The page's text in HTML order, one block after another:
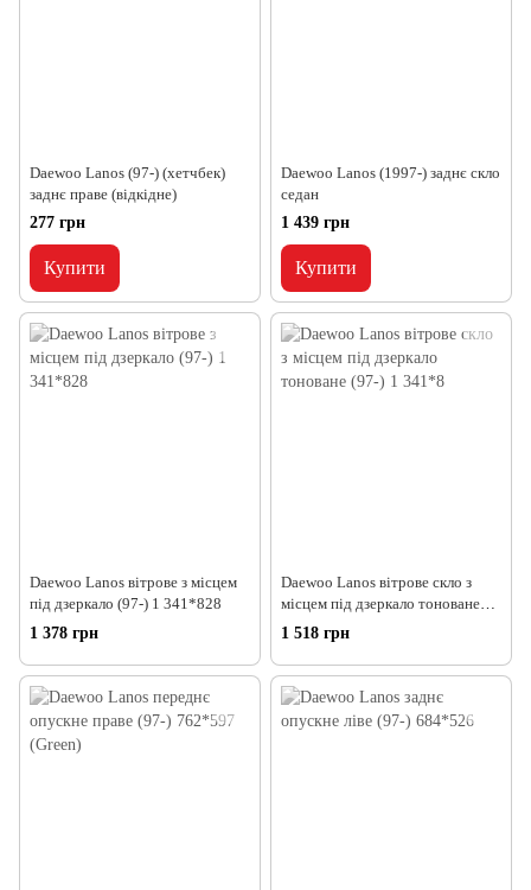
Daewoo Lanos (97-) (хетчбек)
заднє праве (відкідне)
277 грн
Купити
Daewoo Lanos (1997-) заднє скло
седан
1 439 грн
Купити
Daewoo Lanos вітрове з місцем
під дзеркало (97-) 1 341*828
1 378 грн
Daewoo Lanos вітрове скло з
місцем під дзеркало тоноване
(97-) 1 341*828
1 518 грн